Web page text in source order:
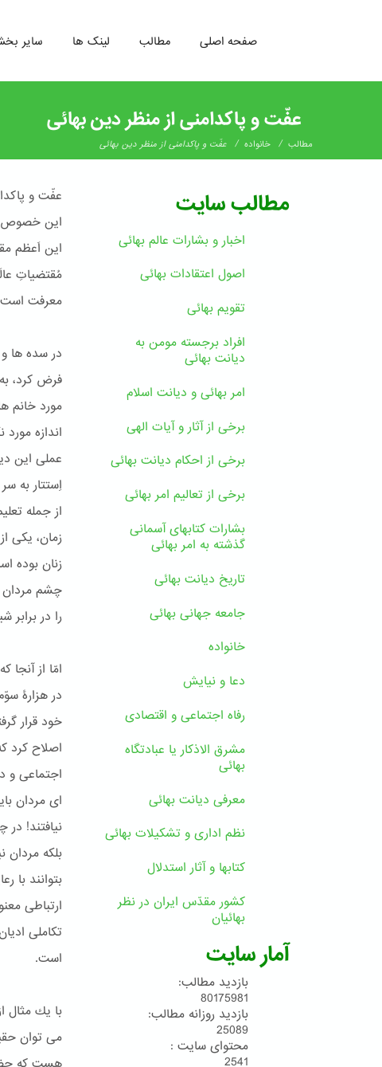
رفتن
سایر لینک ها مطالب صفحه اصلی
عفّت و پاکدامنی از منظر دین بهائی
مطالب / خانواده / عفّت و پاکدامنی از منظر دین بهائی
عفّت و
این خصوص
این اَعظم
معرفت
در سده ها
فرض کرد،
مورد خانم
اندازه
عملی این
اِستتار به
از جمله
زمان، یکی
زنان بوده
چشم مردان
را در برابر
در هزارۀ
خود قرار
اصلاح کرد
اجتماعی و
ای مردان
نیافتند!
بلكه مردان
بتوانند با
ارتباطی
تکاملی
است.
با یك مثال
می توان
مطالب سایت
اخبار و بشارات عالم بهائى
اصول اعتقادات بهائی
تقویم بهائی
افراد برجسته مومن به
دیانت بهائی
امر بهائی و دیانت اسلام
برخی از آثار و آیات الهی
برخی از احکام دیانت بهائی
برخی از تعالیم امر بهائی
بشارات کتابهای آسمانی
گذشته به امر بهائی
تاریخ دیانت بهائی
جامعه جهانی بهائی
خانواده
دعا و نیایش
رفاه اجتماعی و اقتصادی
مشرق الاذکار یا عبادتگاه
بهائی
معرفی دیانت بهائی
نظم اداری و تشکیلات بهائی
کتابها و آثار استدلال
کشور مقدّس ایران در نظر
بهائیان
آمار سایت
بازدید مطالب:
80175981
بازدید روزانه مطالب:
25089
محتوای سایت :
2541